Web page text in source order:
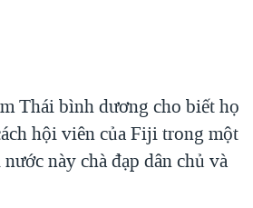
Thái bình dương cho biết họ
hội viên của Fiji trong một
này chà đạp dân chủ và